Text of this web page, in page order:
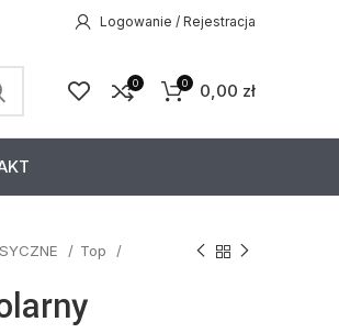
Logowanie / Rejestracja
0 0 0,00 zł
Top